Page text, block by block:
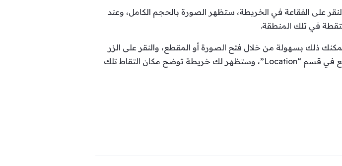
على الفقاعة في الخريطة، ستظهر الصورة بالحجم الكامل، وعند
في تلك المنطقة.
ذلك بسهولة من خلال فتح الصورة أو المقطع، والنقر على الزر
الثلاثي النقاط في الزاوية العُلوية اليُمنى للشاشة، والبحث عن الموقع في قسم “Location”، وستظهر لك خريطة توضح مكان التقاط تلك